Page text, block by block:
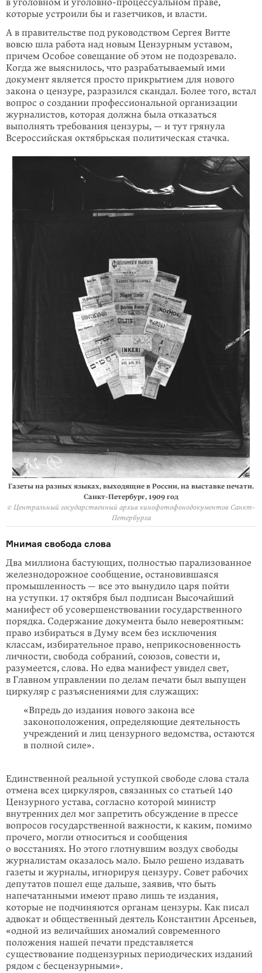
которые устроили бы и газетчиков, и власти.
А в правительстве под руководством Сергея Витте
вовсю шла работа над новым Цензурным уставом,
причем Особое совещание об этом не подозревало.
Когда же выяснилось, что разрабатываемый ими
документ является просто прикрытием для нового
закона о цензуре, разразился скандал. Более того, встал
вопрос о создании профессиональной организации
журналистов, которая должна была отказаться
выполнять требования цензуры, — и тут грянула
Всероссийская октябрьская политическая стачка.
Газеты на разных языках, выходящие в России, на выставке печати.
Санкт-Петербург, 1909 год
© Центральный государственный архив кинофотофонодокументов Санкт-
Петербурга
Мнимая свобода слова
Два миллиона бастующих, полностью парализованное
железнодорожное сообщение, остановившаяся
промышленность — все это вынудило царя пойти
на уступки. 17 октября был подписан Высочайший
манифест об усовершенство­вании государственного
порядка. Содержание документа было невероятным:
право избираться в Думу всем без исключения
классам, избирательное право, неприкосновенность
личности, свобода собраний, союзов, совести и,
разумеется, слова. Но едва манифест увидел свет,
в Главном управлении по делам печати был выпущен
циркуляр с разъяснениями для служащих:
«Впредь до издания нового закона все
законоположения, определяющие деятельность
учреждений и лиц цензурного ведомства, остаются
в полной силе».
Единственной реальной уступкой свободе слова стала
отмена всех циркуляров, связанных со статьей 140
Цензурного устава, согласно которой министр
внутренних дел мог запретить обсуждение в прессе
вопросов государственной важности, к каким, помимо
прочего, могли относиться и сообщения
о восстаниях. Но этого глотнувшим воздух свободы
журналистам оказалось мало. Было решено издавать
газеты и журналы, игнорируя цензуру. Совет рабочих
депутатов пошел еще дальше, заявив, что быть
напечатанными имеют право лишь те издания,
которые не подчиняются органам цензуры. Как писал
адвокат и общественный деятель Константин Арсеньев,
«одной из величайших аномалий современного
положения нашей печати представляется
существование подцензурных периодических изданий
рядом с бесцензурными».